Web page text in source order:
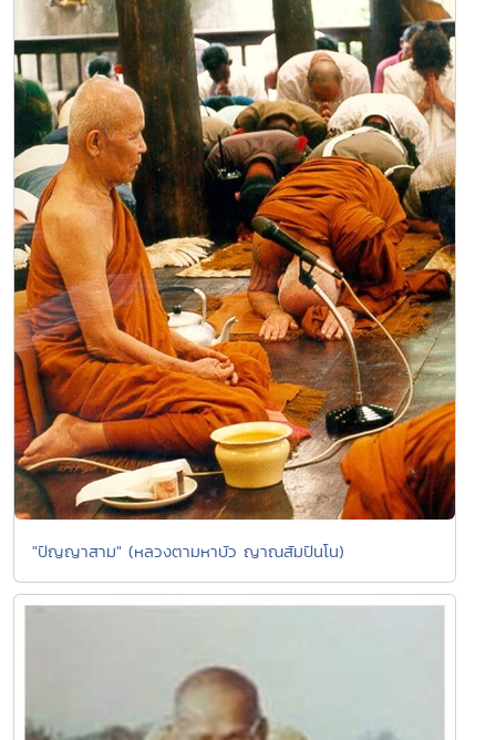
"ปัญญาสาม" (หลวงตามหาบัว ญาณสัมปันโน)